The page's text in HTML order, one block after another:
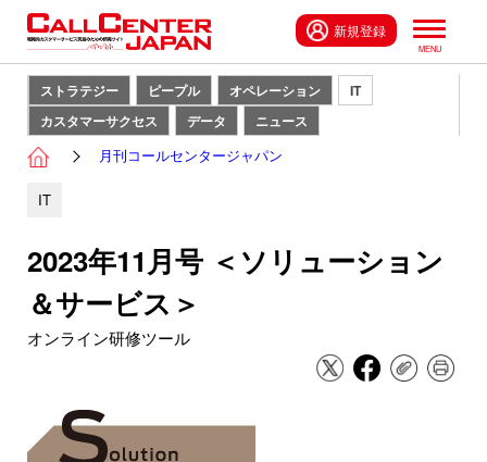
新規登録
ストラテジー ピープル オペレーション
IT
カスタマーサクセス
データ ニュース
月刊コールセンタージャパン
IT
2023年11月号 ＜ソリューション
＆サービス＞
オンライン研修ツール